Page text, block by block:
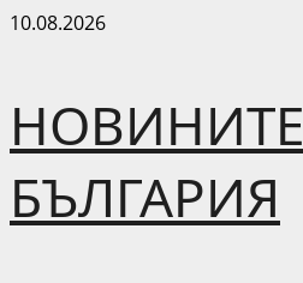
Skip
10.08.2026
НОВИНИТЕ
БЪЛГАРИЯ